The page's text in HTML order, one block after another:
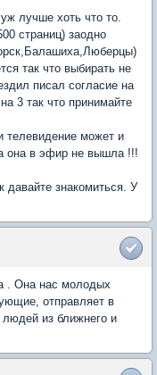
лучше хоть что то.
страниц) заодно
так что выбирать не
писал согласие на
3 так что принимайте
телевидение может и
она в эфир не вышла !!!
давайте знакомиться. У
. Она нас молодых
отправляет в
из ближнего и